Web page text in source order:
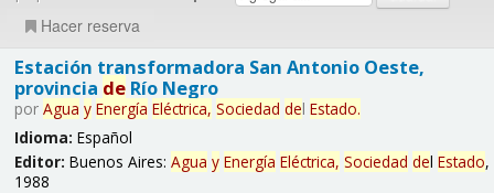
Hacer reserva
Estación transformadora San Antonio Oeste,
provincia deRío Negro
por Agua y Energía Eléctrica, Sociedad del Estado.
Idioma: Español
Editor: Buenos Aires: Agua y Energía Eléctrica, Sociedad del Estado,
1988